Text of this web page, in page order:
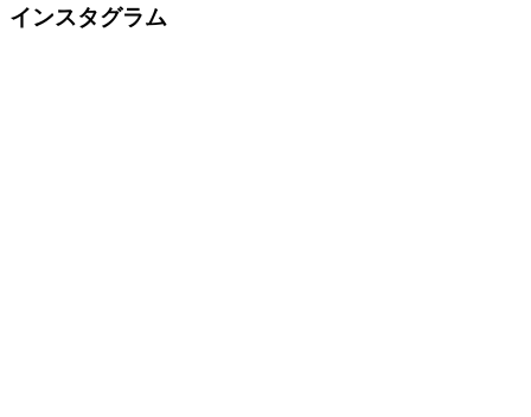
インスタグラム